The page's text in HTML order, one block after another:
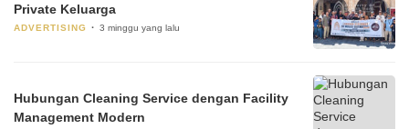
Private Keluarga
ADVERTISING 3 minggu yang lalu
Hubungan Cleaning Service dengan Facility
Management Modern